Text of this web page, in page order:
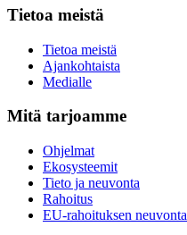
Tietoa meistä
Tietoa meistä
Ajankohtaista
Medialle
Mitä tarjoamme
Ohjelmat
Ekosysteemit
Tieto ja neuvonta
Rahoitus
EU-rahoituksen neuvonta